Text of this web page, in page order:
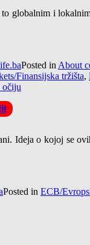
globalnim i
Posted inAbout
Finansijska tržišta,
očiju
Ideja o kojoj se
Posted in ECB/